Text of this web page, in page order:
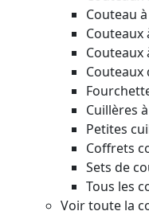
Couteau
Couteaux
Couteaux
Couteaux
Cuillères
Petites
Coffrets
Sets de
Tous les
Voir toute la